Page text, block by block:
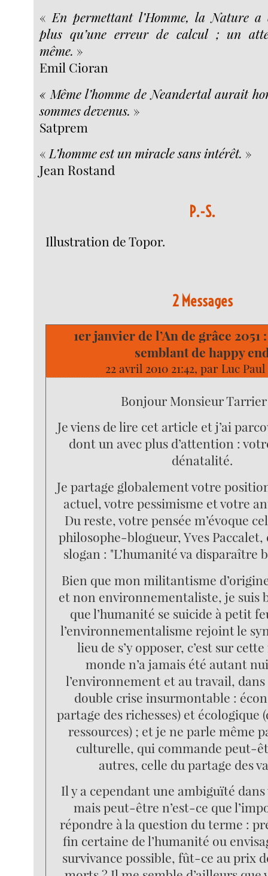
« En permettant l’Homme, la Nature a
plus qu’une erreur de calcul ; un
même. »
Emil Cioran
« Même l’homme de Neandertal aurait
sommes devenus. »
Satprem
« L’homme est un miracle sans intérêt. »
Jean Rostand
P.-S.
Illustration de Topor.
2 Messages
1er janvier de l’An de grâce 2051
semblant de happy
22 avril 2010 21:42, par Luc Paul
Bonjour Monsieur
Je viens de lire cet article et j’ai
dont un avec plus d’attention :
dénatalité.
Je partage globalement votre
actuel, votre pessimisme et votre
Du reste, votre pensée m’évoque
philosophe-blogueur, Yves
slogan : "L’humanité va disparaître
Bien que mon militantisme
et non environnementaliste, je suis
que l’humanité se suicide à petit
l’environnementalisme rejoint le
lieu de s’y opposer, c’est sur
monde n’a jamais été autant
l’environnement et au travail,
double crise insurmontable :
partage des richesses) et écologique
ressources) ; et je ne parle même
culturelle, qui commande peut-
autres, celle du partage des
Il y a cependant une ambiguïté
mais peut-être n’est-ce que
répondre à la question du terme :
fin certaine de l’humanité ou
survivance possible, fût-ce au prix